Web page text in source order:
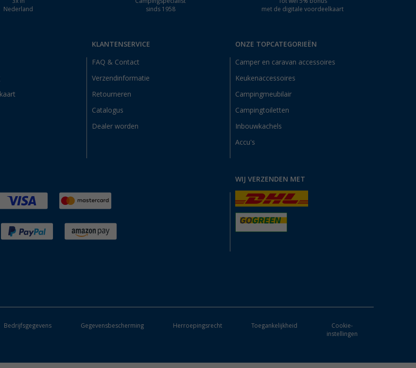
Nederland
sinds 1958
met de digitale voordeelkaart
KLANTENSERVICE
FAQ & Contact
Verzendinformatie
Retourneren
Catalogus
Dealer worden
ONZE TOPCATEGORIEËN
Camper en caravan accessoires
Keukenaccessoires
Campingmeubilair
Campingtoiletten
Inbouwkachels
Accu's
WIJ VERZENDEN MET
Bedrijfsgegevens Gegevensbescherming Herroepingsrecht Toegankelijkheid
Cookie-
instellingen